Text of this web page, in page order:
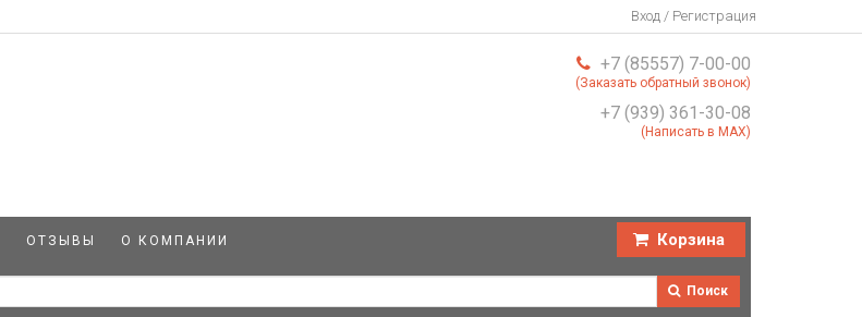
Вход / Регистрация
+7 (85557) 7-00-00
(Заказать обратный звонок)
+7 (939) 361-30-08
(Написать в MAX)
ОТЗЫВЫ О КОМПАНИИ Корзина
Поиск